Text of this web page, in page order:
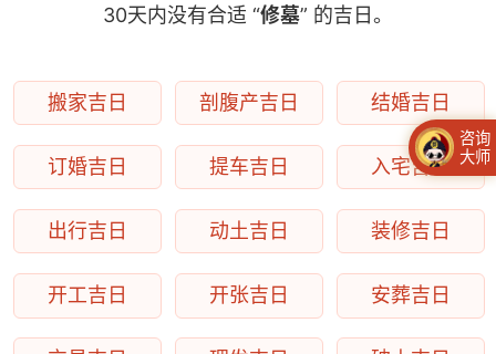
30天内没有合适 “修墓” 的吉日。
搬家吉日 剖腹产吉日 结婚吉日
订婚吉日 提车吉日 入宅吉日
出行吉日 动土吉日 装修吉日
开工吉日 开张吉日 安葬吉日
咨询
大师